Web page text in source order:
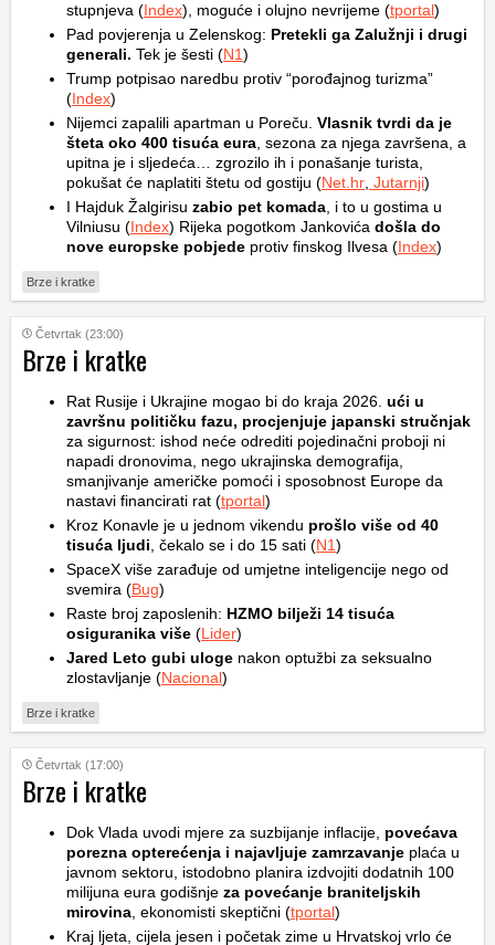
stupnjeva (Index), moguće i olujno nevrijeme (tportal)
Pad povjerenja u Zelenskog: Pretekli ga Zalužnji i drugi
generali. Tek je šesti (N1)
Trump potpisao naredbu protiv “porođajnog turizma”
(Index)
Nijemci zapalili apartman u Poreču. Vlasnik tvrdi da je
šteta oko 400 tisuća eura , sezona za njega završena, a
upitna je i sljedeća… zgrozilo ih i ponašanje turista,
pokušat će naplatiti štetu od gostiju (Net.hr Jutarnji)
I Hajduk Žalgirisu zabio pet komada , i to u gostima u
Vilniusu (Index) Rijeka pogotkom Jankovića došla do
nove europske pobjede protiv finskog Ilvesa (Index)
Brze i kratke
Četvrtak (23:00)
Brze i kratke
Rat Rusije i Ukrajine mogao bi do kraja 2026. ući u
završnu političku fazu, procjenjuje japanski stručnjak
za sigurnost: ishod neće odrediti pojedinačni proboji ni
napadi dronovima, nego ukrajinska demografija,
smanjivanje američke pomoći i sposobnost Europe da
nastavi financirati rat (tportal)
Kroz Konavle je u jednom vikendu prošlo više od 40
tisuća ljudi , čekalo se i do 15 sati (N1)
SpaceX više zarađuje od umjetne inteligencije nego od
svemira (Bug)
Raste broj zaposlenih: HZMO bilježi 14 tisuća
osiguranika više (Lider)
Jared Leto gubi uloge nakon optužbi za seksualno
zlostavljanje (Nacional)
Brze i kratke
Četvrtak (17:00)
Brze i kratke
Dok Vlada uvodi mjere za suzbijanje inflacije, povećava
porezna opterećenja i najavljuje zamrzavanje plaća u
javnom sektoru, istodobno planira izdvojiti dodatnih 100
milijuna eura godišnje za povećanje braniteljskih
mirovina , ekonomisti skeptični (tportal)
Kraj ljeta, cijela jesen i početak zime u Hrvatskoj vrlo će